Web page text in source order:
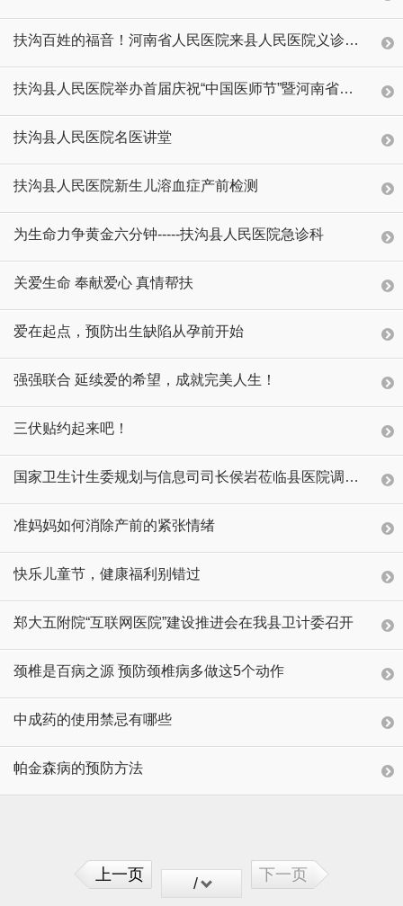
扶沟百姓的福音！河南省人民医院来县人民医院义诊啦！
扶沟县人民医院举办首届庆祝“中国医师节”暨河南省医学会、河南省内分泌医师协会名医名家走基层.送健康活动——扶沟站
扶沟县人民医院名医讲堂
扶沟县人民医院新生儿溶血症产前检测
为生命力争黄金六分钟-----扶沟县人民医院急诊科
关爱生命 奉献爱心 真情帮扶
爱在起点，预防出生缺陷从孕前开始
强强联合 延续爱的希望，成就完美人生！
三伏贴约起来吧！
国家卫生计生委规划与信息司司长侯岩莅临县医院调研指导工作
准妈妈如何消除产前的紧张情绪
快乐儿童节，健康福利别错过
郑大五附院“互联网医院”建设推进会在我县卫计委召开
颈椎是百病之源 预防颈椎病多做这5个动作
中成药的使用禁忌有哪些
帕金森病的预防方法
上一页 / 下一页